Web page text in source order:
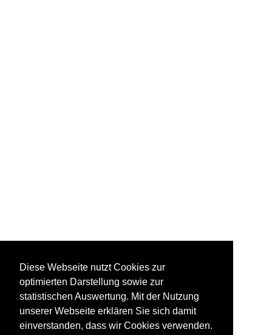
Diese Webseite nutzt Cookies zur
optimierten Darstellung sowie zur
statistischen Auswertung. Mit der Nutzung
unserer Webseite erklären Sie sich damit
einverstanden, dass wir Cookies verwenden.